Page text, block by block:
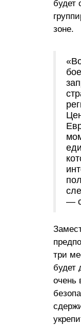
будет
зоне.
—
три
будет
очень